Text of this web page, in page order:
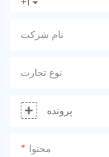
نام شرکت
نوع تجارت
پرونده
محتوا